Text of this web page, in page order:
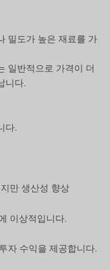
밀도가 높은 재료를 가
일반적으로 가격이 더
니다.
다.
만 생산성 향상
이상적입니다.
자 수익을 제공합니다.